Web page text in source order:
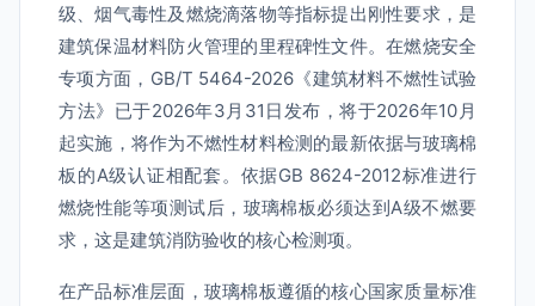
级、烟气毒性及燃烧滴落物等指标提出刚性要求，是
建筑保温材料防火管理的里程碑性文件。在燃烧安全
专项方面，GB/T 5464-2026《建筑材料不燃性试验
方法》已于2026年3月31日发布，将于2026年10月
起实施，将作为不燃性材料检测的最新依据与玻璃棉
板的A级认证相配套。依据GB 8624-2012标准进行
燃烧性能等项测试后，玻璃棉板必须达到A级不燃要
求，这是建筑消防验收的核心检测项。
在产品标准层面，玻璃棉板遵循的核心国家质量标准